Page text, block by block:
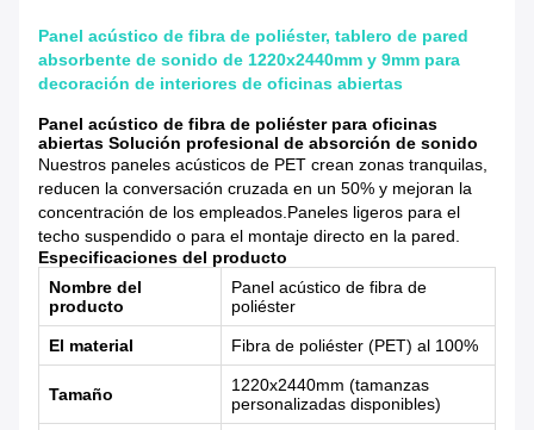
Panel acústico de fibra de poliéster, tablero de pared
absorbente de sonido de 1220x2440mm y 9mm para
decoración de interiores de oficinas abiertas
Panel acústico de fibra de poliéster para oficinas
abiertas Solución profesional de absorción de sonido
Nuestros paneles acústicos de PET crean zonas tranquilas,
reducen la conversación cruzada en un 50% y mejoran la
concentración de los empleados.Paneles ligeros para el
techo suspendido o para el montaje directo en la pared.
Especificaciones del producto
Nombre del
producto
Panel acústico de fibra de
poliéster
El material Fibra de poliéster (PET) al 100%
Tamaño
1220x2440mm (tamanzas
personalizadas disponibles)